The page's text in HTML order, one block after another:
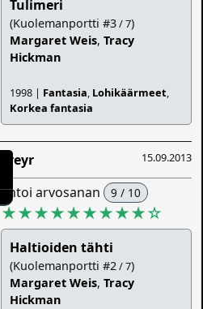
Tulimeri
(Kuolemanportti #3/ 7)
Margaret Weis,Tracy
Hickman
1998 | Fantasia, Lohikäärmeet,
Korkea fantasia
15.09.2013
Freyr
antoi arvosanan 9 / 10
★★★★★★★★★☆
Haltioiden tähti
(Kuolemanportti #2/ 7)
Margaret Weis,Tracy
Hickman